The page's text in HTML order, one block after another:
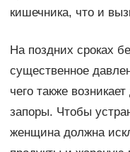
кишечника, что и
На поздних сроках
существенное
чего также
запоры. Чтобы
женщина должна